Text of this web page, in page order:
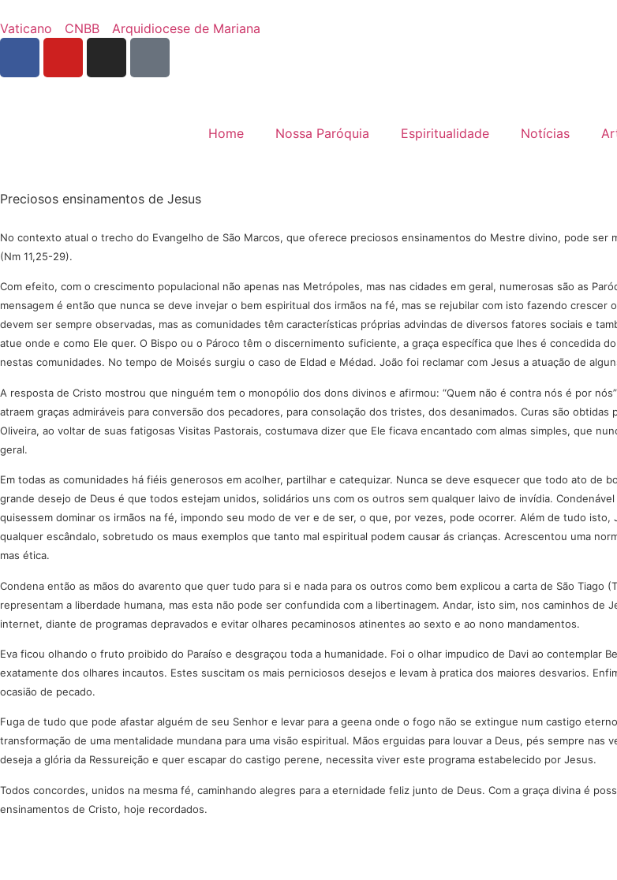
Vaticano CNBB Arquidiocese de Mariana
Home Nossa Paróquia Espiritualidade Notícias
Preciosos ensinamentos de Jesus
No contexto atual o trecho do Evangelho de São Marcos, que oferece preciosos ensinamentos do Mestre divino, pode
(Nm 11,25-29).
Com efeito, com o crescimento populacional não apenas nas Metrópoles, mas nas cidades em geral, numerosas são as
mensagem é então que nunca se deve invejar o bem espiritual dos irmãos na fé, mas se rejubilar com isto fazendo
devem ser sempre observadas, mas as comunidades têm características próprias advindas de diversos fatores sociais e
atue onde e como Ele quer. O Bispo ou o Pároco têm o discernimento suficiente, a graça específica que lhes é concedida
nestas comunidades. No tempo de Moisés surgiu o caso de Eldad e Médad. João foi reclamar com Jesus a atuação de
A resposta de Cristo mostrou que ninguém tem o monopólio dos dons divinos e afirmou: “Quem não é contra nós é por
atraem graças admiráveis para conversão dos pecadores, para consolação dos tristes, dos desanimados. Curas são
Oliveira, ao voltar de suas fatigosas Visitas Pastorais, costumava dizer que Ele ficava encantado com almas simples, que
geral.
Em todas as comunidades há fiéis generosos em acolher, partilhar e catequizar. Nunca se deve esquecer que todo ato de
grande desejo de Deus é que todos estejam unidos, solidários uns com os outros sem qualquer laivo de invídia.
quisessem dominar os irmãos na fé, impondo seu modo de ver e de ser, o que, por vezes, pode ocorrer. Além de tudo
qualquer escândalo, sobretudo os maus exemplos que tanto mal espiritual podem causar ás crianças. Acrescentou uma
mas ética.
Condena então as mãos do avarento que quer tudo para si e nada para os outros como bem explicou a carta de São Tiago
representam a liberdade humana, mas esta não pode ser confundida com a libertinagem. Andar, isto sim, nos caminhos
internet, diante de programas depravados e evitar olhares pecaminosos atinentes ao sexto e ao nono mandamentos.
Eva ficou olhando o fruto proibido do Paraíso e desgraçou toda a humanidade. Foi o olhar impudico de Davi ao contemplar
exatamente dos olhares incautos. Estes suscitam os mais perniciosos desejos e levam à pratica dos maiores desvarios.
ocasião de pecado.
Fuga de tudo que pode afastar alguém de seu Senhor e levar para a geena onde o fogo não se extingue num castigo
transformação de uma mentalidade mundana para uma visão espiritual. Mãos erguidas para louvar a Deus, pés sempre
deseja a glória da Ressureição e quer escapar do castigo perene, necessita viver este programa estabelecido por Jesus.
Todos concordes, unidos na mesma fé, caminhando alegres para a eternidade feliz junto de Deus. Com a graça divina é
ensinamentos de Cristo, hoje recordados.